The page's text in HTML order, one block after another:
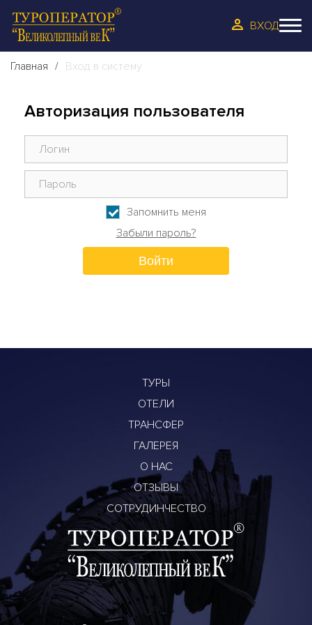
ВХОД
Главная Вход в систему
Авторизация пользователя
Запомнить меня
Забыли пароль?
Войти
ТУРЫ
ОТЕЛИ
ТРАНСФЕР
ГАЛЕРЕЯ
О НАС
ОТЗЫВЫ
СОТРУДИНЧЕСТВО